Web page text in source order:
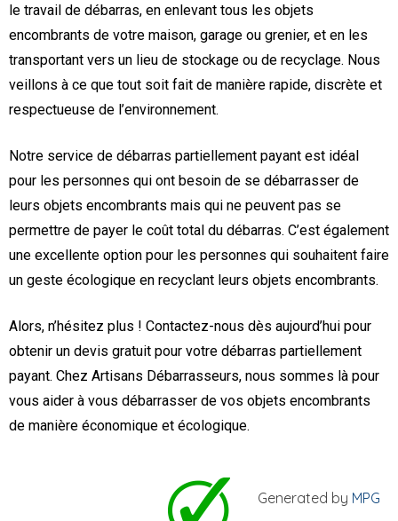
le travail de débarras, en enlevant tous les objets
encombrants de votre maison, garage ou grenier, et en les
transportant vers un lieu de stockage ou de recyclage. Nous
veillons à ce que tout soit fait de manière rapide, discrète et
respectueuse de l’environnement.
Notre service de débarras partiellement payant est idéal
pour les personnes qui ont besoin de se débarrasser de
leurs objets encombrants mais qui ne peuvent pas se
permettre de payer le coût total du débarras. C’est également
une excellente option pour les personnes qui souhaitent faire
un geste écologique en recyclant leurs objets encombrants.
Alors, n’hésitez plus ! Contactez-nous dès aujourd’hui pour
obtenir un devis gratuit pour votre débarras partiellement
payant. Chez Artisans Débarrasseurs, nous sommes là pour
vous aider à vous débarrasser de vos objets encombrants
de manière économique et écologique.
Generated by MPG